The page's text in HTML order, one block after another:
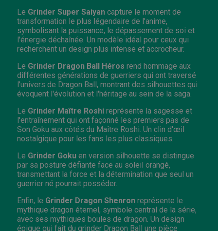
Le Grinder Super Saiyan capture le moment de
transformation le plus légendaire de l'anime,
symbolisant la puissance, le dépassement de soi et
l'énergie déchaînée. Un modèle idéal pour ceux qui
recherchent un design plus intense et accrocheur.
Le Grinder Dragon Ball Héros rend hommage aux
différentes générations de guerriers qui ont traversé
l'univers de Dragon Ball, montrant des silhouettes qui
évoquent l'évolution et l'héritage au sein de la saga.
Le Grinder Maître Roshi représente la sagesse et
l'entraînement qui ont façonné les premiers pas de
Son Goku aux côtés du Maître Roshi. Un clin d'œil
nostalgique pour les fans les plus classiques.
Le Grinder Goku en version silhouette se distingue
par sa posture défiante face au soleil orangé,
transmettant la force et la détermination que seul un
guerrier né pourrait posséder.
Enfin, le Grinder Dragon Shenron représente le
mythique dragon éternel, symbole central de la série,
avec ses mythiques boules de dragon. Un design
épique qui fait du grinder Dragon Ball une pièce